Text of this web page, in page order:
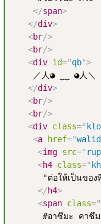
</span>
</div>
<br/>
<br/>
<div id="qb">
    ／人◕ ‿‿ ◕人＼
</div>
<br/>
<br/>
<div class="
<a href="
<img src="
<h4 class="
"ต่อให้เป็นขอ
</h4>
<span class="
#อาซึมะ คาซึ